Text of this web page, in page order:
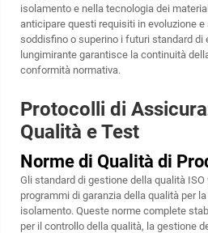
isolamento e nella tecnologia dei
anticipare questi requisiti in evoluzione
soddisfino o superino i futuri standard di
lungimirante garantisce la continuità
conformità normativa.
Protocolli di
Qualità e Test
Norme di Qualità di
Gli standard di gestione della qualità
programmi di garanzia della qualità per
isolamento. Queste norme complete
per il controllo della qualità, la gestione